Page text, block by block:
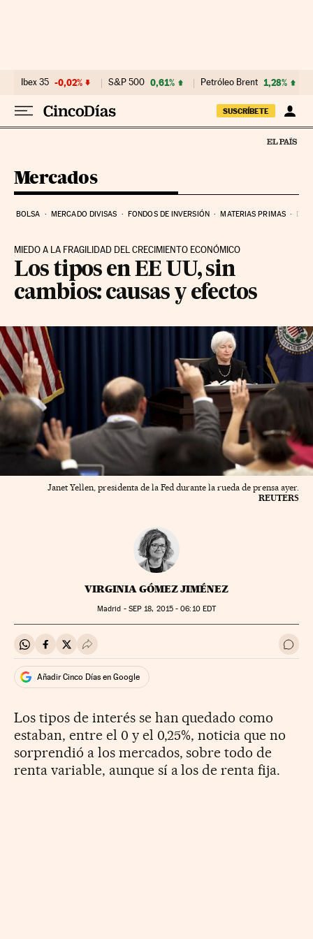
Ibex 35 -0,02% S&P 500 0,61% Petróleo Brent 1,28%
SUSCRÍBETE
Mercados
BOLSA MERCADO DIVISAS FONDOS DE INVERSIÓN MATERIAS PRIMAS
MIEDO A LA FRAGILIDAD DEL CRECIMIENTO ECONÓMICO
Los tipos en EE UU, sin
cambios: causas y efectos
Janet Yellen, presidenta de la Fed durante la rueda de prensa ayer.
REUTERS
VIRGINIA GÓMEZ JIMÉNEZ
Madrid - SEP 18, 2015 - 06:10EDT
Compartir en Whatsapp
Compartir en Facebook
Compartir en Twitter
Desplegar Redes Sociales Ir a
Añadir Cinco Días en Google
Los tipos de interés se han quedado como
estaban, entre el 0 y el 0,25%, noticia que no
sorprendió a los mercados, sobre todo de
renta variable, aunque sí a los de renta fija.